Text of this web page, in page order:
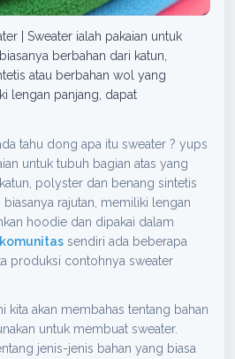
| Sweater ialah pakaian untuk
berbahan dari katun,
atau berbahan wol yang
lengan panjang, dapat
tahu dong apa itu sweater ? yups
untuk tubuh bagian atas yang
polyster dan benang sintetis
rajutan, memiliki lengan
hoodie dan dipakai dalam
sendiri ada beberapa
produksi contohnya sweater
kita akan membahas tentang bahan
untuk membuat sweater.
jenis-jenis bahan yang biasa